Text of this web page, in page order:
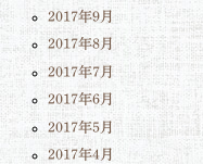
2017年9月
2017年8月
2017年7月
2017年6月
2017年5月
2017年4月